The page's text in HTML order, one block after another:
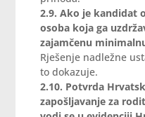
2.9. Ako je kandidat
osoba koja ga
zajamčenu
Rješenje nadležne
to dokazuje.
2.10. Potvrda
zapošljavanje za